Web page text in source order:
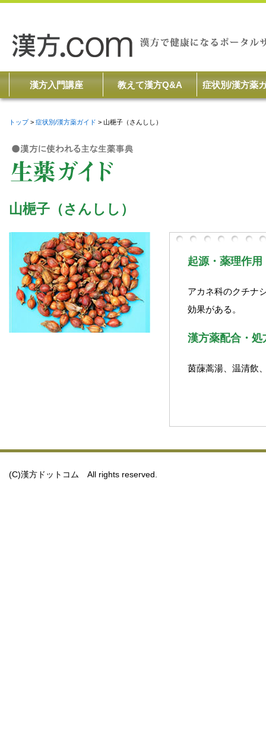
漢方入門講座 教えて漢方Q&A 症状別/漢方薬
トップ 症状別/漢方薬ガイド 山梔子（さんしし）
山梔子（さんしし）
起源・薬理作用
アカネ科のクチナ
効果がある。
漢方薬配合・処
茵蔯蒿湯、温清飲
(C)漢方ドットコム All rights reserved.